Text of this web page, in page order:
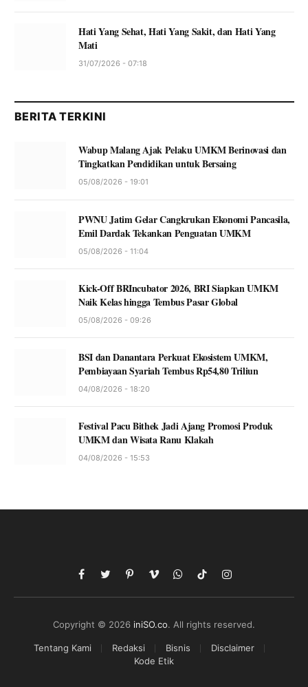
Hati Yang Sehat, Hati Yang Sakit, dan Hati Yang
Mati
31/07/2026 - 07:18
BERITA TERKINI
Wabup Malang Ajak Pelaku UMKM Berinovasi dan
Tingkatkan Pendidikan untuk Bersaing
05/08/2026 - 19:01
PWNU Jatim Gelar Cangkrukan Ekonomi Pancasila,
Emil Dardak Tekankan Penguatan UMKM
05/08/2026 - 11:04
Kick-Off BRIncubator 2026, BRI Siapkan UMKM
Naik Kelas hingga Tembus Pasar Global
05/08/2026 - 09:26
BSI dan Danantara Perkuat Ekosistem UMKM,
Pembiayaan Syariah Tembus Rp54,80 Triliun
04/08/2026 - 18:20
Festival Pacu Bithek Jadi Ajang Promosi Produk
UMKM dan Wisata Ranu Klakah
04/08/2026 - 15:53
Facebook
TwitterPinterestVimeoWhatsApp
TikTokInstagram
Copyright © 2026 iniSO.co. All rights reserved.
Tentang Kami Redaksi Bisnis
Disclaimer
Kode Etik